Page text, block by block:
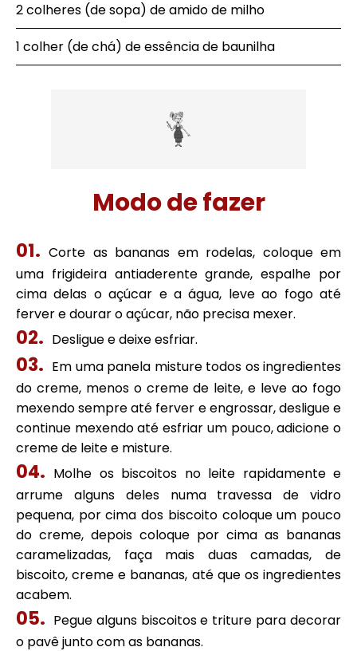
2 colheres (de sopa) de amido de milho
1 colher (de chá) de essência de baunilha
Modo de fazer
Corte as bananas em rodelas, coloque em
uma frigideira antiaderente grande, espalhe por
cima delas o açúcar e a água, leve ao fogo até
ferver e dourar o açúcar, não precisa mexer.
Desligue e deixe esfriar.
Em uma panela misture todos os ingredientes
do creme, menos o creme de leite, e leve ao fogo
mexendo sempre até ferver e engrossar, desligue e
continue mexendo até esfriar um pouco, adicione o
creme de leite e misture.
Molhe os biscoitos no leite rapidamente e
arrume alguns deles numa travessa de vidro
pequena, por cima dos biscoito coloque um pouco
do creme, depois coloque por cima as bananas
caramelizadas, faça mais duas camadas, de
biscoito, creme e bananas, até que os ingredientes
acabem.
Pegue alguns biscoitos e triture para decorar
o pavê junto com as bananas.